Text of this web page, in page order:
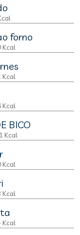
forno
Kcal
Kcal
Kcal
BICO
Kcal
Kcal
Kcal
Kcal